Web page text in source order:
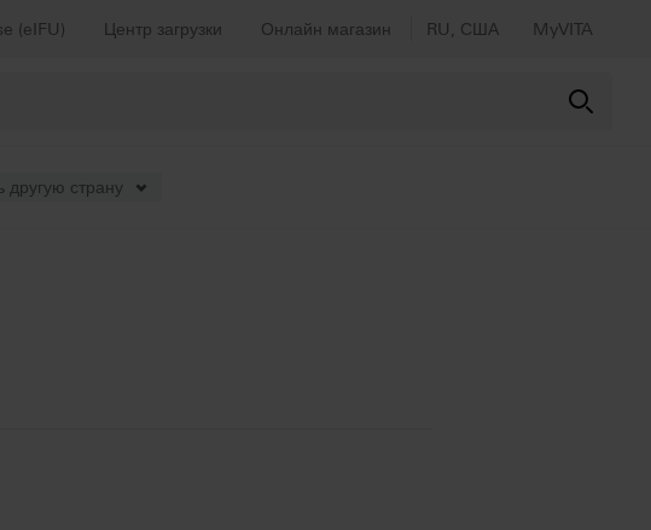
(eIFU) Центр загрузки Онлайн магазин RU, США MyVITA
другую страну